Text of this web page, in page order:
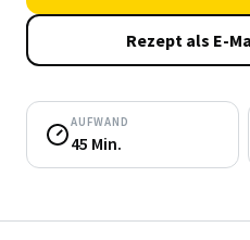
Rezept als E-
AUFWAND
45 Min.